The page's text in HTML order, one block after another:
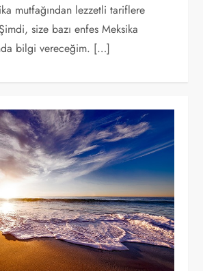
mutfağından lezzetli tariflere
size bazı enfes Meksika
bilgi vereceğim. […]